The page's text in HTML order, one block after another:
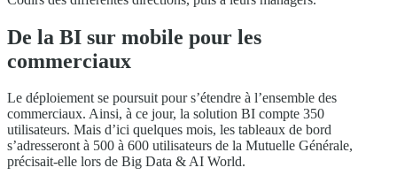
De la BI sur mobile pour les
commerciaux
Le déploiement se poursuit pour s’étendre à l’ensemble des
commerciaux. Ainsi, à ce jour, la solution BI compte 350
utilisateurs. Mais d’ici quelques mois, les tableaux de bord
s’adresseront à 500 à 600 utilisateurs de la Mutuelle Générale,
précisait-elle lors de Big Data & AI World.